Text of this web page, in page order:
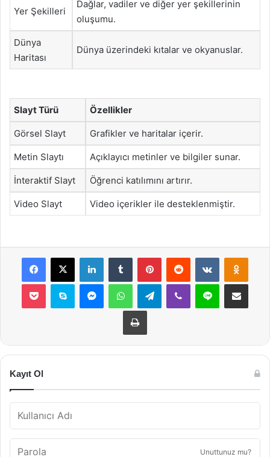
Yer Şekilleri
Dağlar, vadiler ve diğer yer şekillerinin
oluşumu.
Dünya
Haritası
Dünya üzerindeki kıtalar ve okyanuslar.
Slayt Türü Özellikler
Görsel Slayt Grafikler ve haritalar içerir.
Metin Slaytı Açıklayıcı metinler ve bilgiler sunar.
İnteraktif Slayt Öğrenci katılımını artırır.
Video Slayt Video içerikler ile desteklenmiştir.
Facebook
X LinkedInTumblr PinterestReddit VKontakte
Pocket Skype MessengerWhatsAppTelegramViber Line E-Posta ile
Yazdır
Kayıt Ol
Unuttunuz mu?